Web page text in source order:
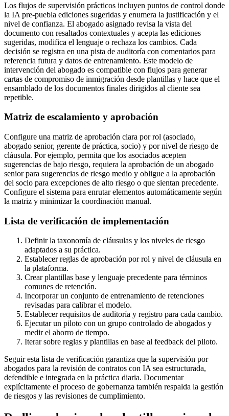
Los flujos de supervisión prácticos incluyen puntos de control donde
la IA pre-puebla ediciones sugeridas y enumera la justificación y el
nivel de confianza. El abogado asignado revisa la vista del
documento con resaltados contextuales y acepta las ediciones
sugeridas, modifica el lenguaje o rechaza los cambios. Cada
decisión se registra en una pista de auditoría con comentarios para
referencia futura y datos de entrenamiento. Este modelo de
intervención del abogado es compatible con flujos para generar
cartas de compromiso de inmigración desde plantillas y hace que el
ensamblado de los documentos finales dirigidos al cliente sea
repetible.
Matriz de escalamiento y aprobación
Configure una matriz de aprobación clara por rol (asociado,
abogado senior, gerente de práctica, socio) y por nivel de riesgo de
cláusula. Por ejemplo, permita que los asociados acepten
sugerencias de bajo riesgo, requiera la aprobación de un abogado
senior para sugerencias de riesgo medio y obligue a la aprobación
del socio para excepciones de alto riesgo o que sientan precedente.
Configure el sistema para enrutar elementos automáticamente según
la matriz y minimizar la coordinación manual.
Lista de verificación de implementación
Definir la taxonomía de cláusulas y los niveles de riesgo
adaptados a su práctica.
Establecer reglas de aprobación por rol y nivel de cláusula en
la plataforma.
Crear plantillas base y lenguaje precedente para términos
comunes de retención.
Incorporar un conjunto de entrenamiento de retenciones
revisadas para calibrar el modelo.
Establecer requisitos de auditoría y registro para cada cambio.
Ejecutar un piloto con un grupo controlado de abogados y
medir el ahorro de tiempo.
Iterar sobre reglas y plantillas en base al feedback del piloto.
Seguir esta lista de verificación garantiza que la supervisión por
abogados para la revisión de contratos con IA sea estructurada,
defendible e integrada en la práctica diaria. Documentar
explícitamente el proceso de gobernanza también respalda la gestión
de riesgos y las revisiones de cumplimiento.